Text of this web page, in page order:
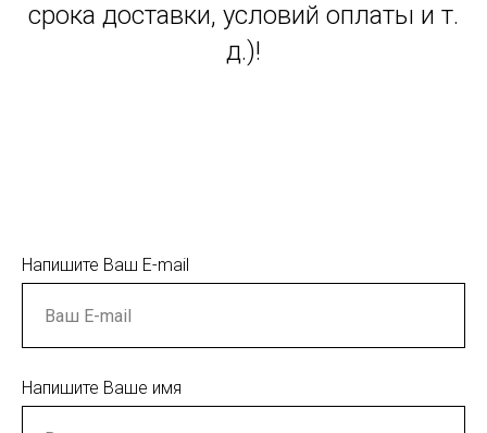
срока доставки, условий оплаты и т.
д.)!
Напишите Ваш E-mail
Напишите Ваше имя